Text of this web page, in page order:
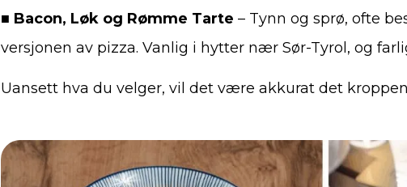
■ Bacon, Løk og Rømme Tarte – Tynn og sprø, ofte
versjonen av pizza. Vanlig i hytter nær Sør-Tyrol, og
Uansett hva du velger, vil det være akkurat det